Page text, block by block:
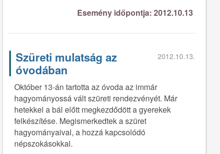
Esemény időpontja: 2012.10.13
Szüreti mulatság az
óvodában
2012.10.13.
Október 13-án tartotta az óvoda az immár
hagyományossá vált szüreti rendezvényét. Már
hetekkel a bál előtt megkezdődött a gyerekek
felkészítése. Megismerkedtek a szüret
hagyományaival, a hozzá kapcsolódó
népszokásokkal.